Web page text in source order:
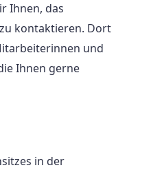
Ihnen, das
kontaktieren. Dort
und
Ihnen gerne
in der